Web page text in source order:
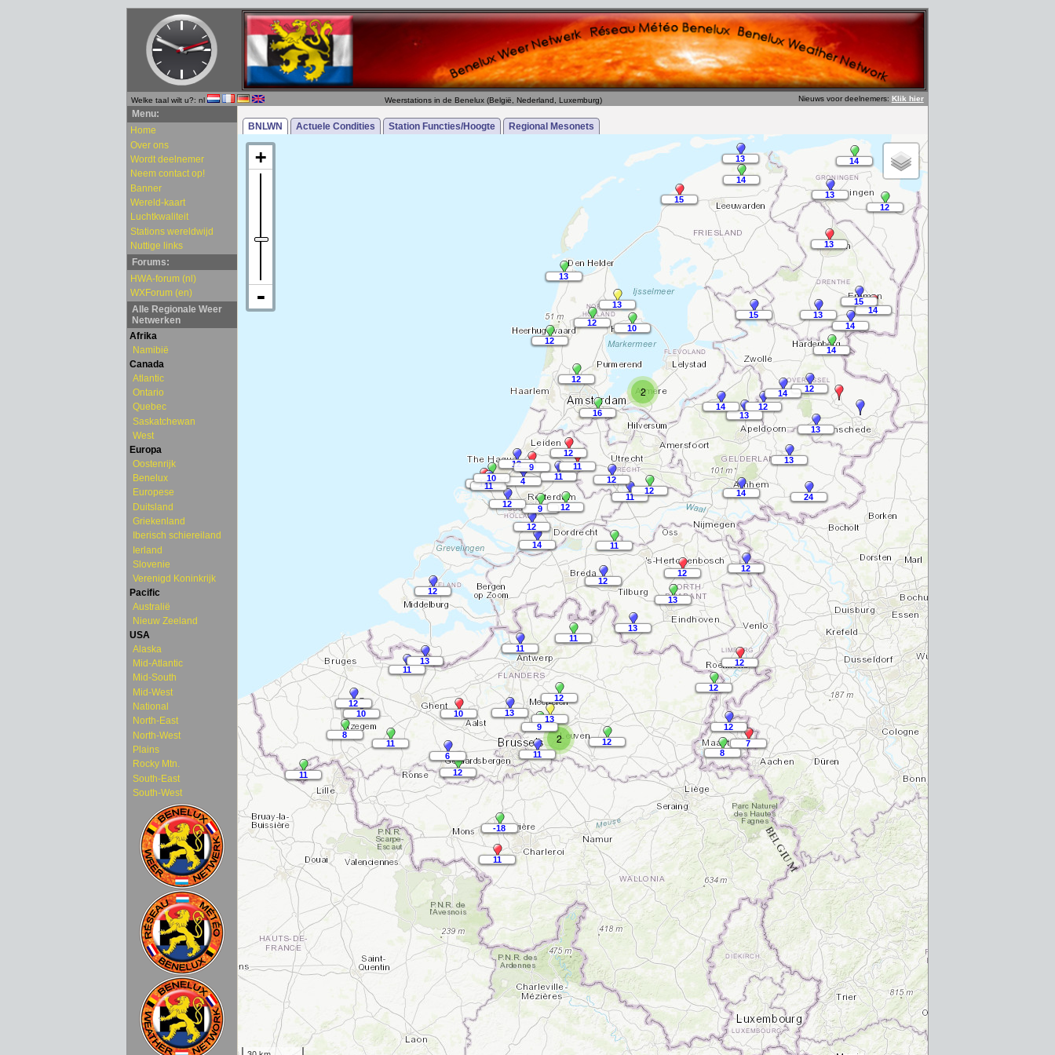
Welke taal wilt u?: nl Weerstations in de Benelux (België, Nederland, Luxemburg) Nieuws voor deelnemers: Klik hier
Menu:
Home
Over ons
Wordt deelnemer
Neem contact op!
Banner
Wereld-kaart
Luchtkwaliteit
Stations wereldwijd
Nuttige links
Forums:
HWA-forum (nl)
WXForum (en)
Alle Regionale Weer
Netwerken
Afrika
Namibië
Canada
Atlantic
Ontario
Quebec
Saskatchewan
West
Europa
Oostenrijk
Benelux
Europese
Duitsland
Griekenland
Iberisch schiereiland
Ierland
Slovenie
Verenigd Koninkrijk
Pacific
Australië
Nieuw Zeeland
USA
Alaska
Mid-Atlantic
Mid-South
Mid-West
National
North-East
North-West
Plains
Rocky Mtn.
South-East
South-West